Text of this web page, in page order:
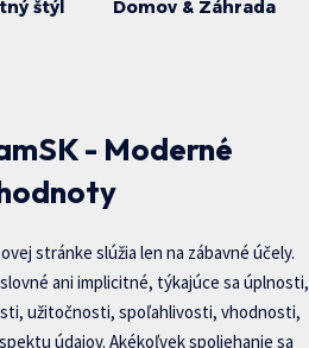
štýl Domov & Záhrada
- Moderné
stránke slúžia len na zábavné účely.
ani implicitné, týkajúce sa úplnosti,
užitočnosti, spoľahlivosti, vhodnosti,
údajov. Akékoľvek spoliehanie sa